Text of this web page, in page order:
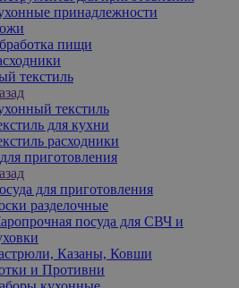
принадлежности
пищи
текстиль
текстиль
для кухни
расходники
приготовления
для приготовления
разделочные
посуда для СВЧ и
Казаны, Ковши
и Противни